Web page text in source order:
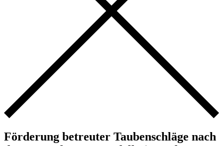
Förderung betreuter Taubenschläge nach